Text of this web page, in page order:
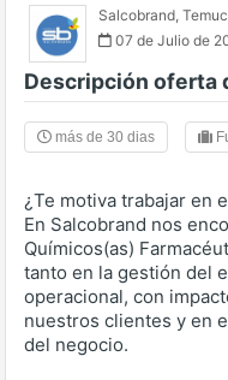
Salcobrand,
07 de Julio de
Descripción oferta
más de 30 dias
¿Te motiva trabajar en
En Salcobrand nos
Químicos(as)
tanto en la gestión del
operacional, con
nuestros clientes y en
del negocio.